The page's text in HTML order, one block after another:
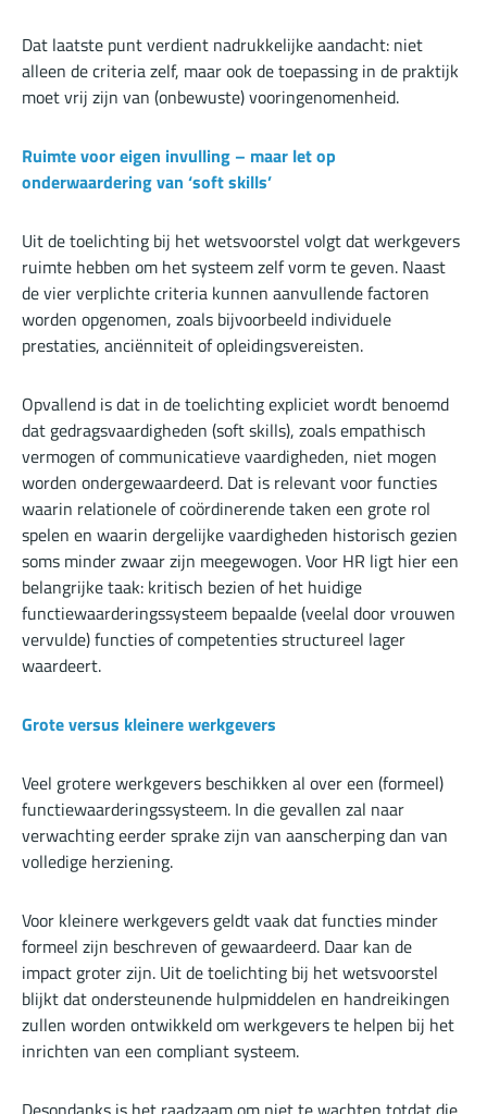
Dat laatste punt verdient nadrukkelijke aandacht: niet
alleen de criteria zelf, maar ook de toepassing in de praktijk
moet vrij zijn van (onbewuste) vooringenomenheid.
Ruimte voor eigen invulling – maar let op
onderwaardering van ‘soft skills’
Uit de toelichting bij het wetsvoorstel volgt dat werkgevers
ruimte hebben om het systeem zelf vorm te geven. Naast
de vier verplichte criteria kunnen aanvullende factoren
worden opgenomen, zoals bijvoorbeeld individuele
prestaties, anciënniteit of opleidingsvereisten.
Opvallend is dat in de toelichting expliciet wordt benoemd
dat gedragsvaardigheden (soft skills), zoals empathisch
vermogen of communicatieve vaardigheden, niet mogen
worden ondergewaardeerd. Dat is relevant voor functies
waarin relationele of coördinerende taken een grote rol
spelen en waarin dergelijke vaardigheden historisch gezien
soms minder zwaar zijn meegewogen. Voor HR ligt hier een
belangrijke taak: kritisch bezien of het huidige
functiewaarderingssysteem bepaalde (veelal door vrouwen
vervulde) functies of competenties structureel lager
waardeert.
Grote versus kleinere werkgevers
Veel grotere werkgevers beschikken al over een (formeel)
functiewaarderingssysteem. In die gevallen zal naar
verwachting eerder sprake zijn van aanscherping dan van
volledige herziening.
Voor kleinere werkgevers geldt vaak dat functies minder
formeel zijn beschreven of gewaardeerd. Daar kan de
impact groter zijn. Uit de toelichting bij het wetsvoorstel
blijkt dat ondersteunende hulpmiddelen en handreikingen
zullen worden ontwikkeld om werkgevers te helpen bij het
inrichten van een compliant systeem.